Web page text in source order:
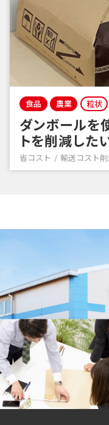
食品 農業 粒状
ダンボールを
トを削減した
省コスト 輸送コスト